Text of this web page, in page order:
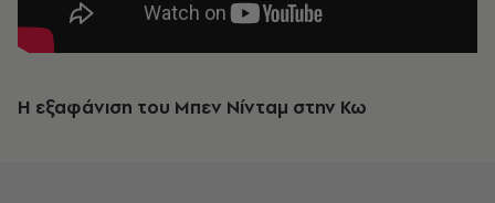
Η εξαφάνιση του Μπεν Νίνταμ στην Κω